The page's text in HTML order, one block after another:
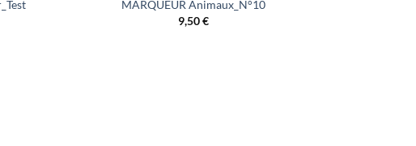
MARQUEUR Animaux_N°10
9,50€